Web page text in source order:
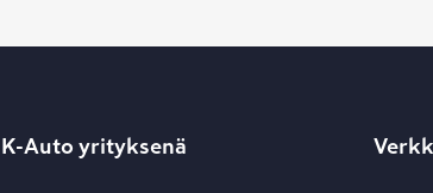
K-Auto yrityksenä